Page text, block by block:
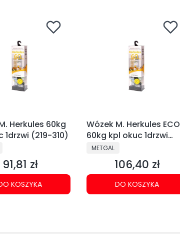
Herkules 60kg
1drzwi (219-310)
Cena
91,81 zł
KOSZYKA
Wózek M. Herkules ECO
60kg kpl okuc 1drzwi
(219-306)
PRODUCENT
METGAL
Cena
106,40 zł
DO KOSZYKA